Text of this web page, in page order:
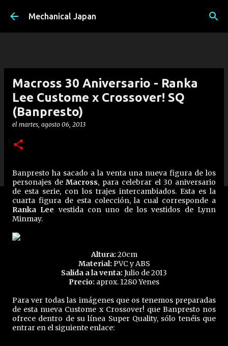
Ir al contenido principal
Mechanical Japan
Macross 30 Aniversario - Ranka
Lee Custome x Crossover! SQ
(Banpresto)
el martes, agosto 06, 2013
Banpresto ha sacado a la venta una nueva figura de los
personajes deMacross, para celebrar el 30 aniversario
de esta serie, con los trajes intercambiados. Esta es la
cuarta figura de esta colección, la cual corresponde a
Ranka Lee vestida con uno de los vestidos de Lynn
Minmay.
Altura: 20cm
Material: PVC y ABS
Salida a la venta: Julio de 2013
Precio: aprox. 1280 Yenes
Para ver todas las imágenes que os tenemos preparadas
de esta nueva Custome x Crossover! que Banpresto nos
ofrece dentro de su línea Super Quality, sólo tenéis que
entrar en el siguiente enlace: